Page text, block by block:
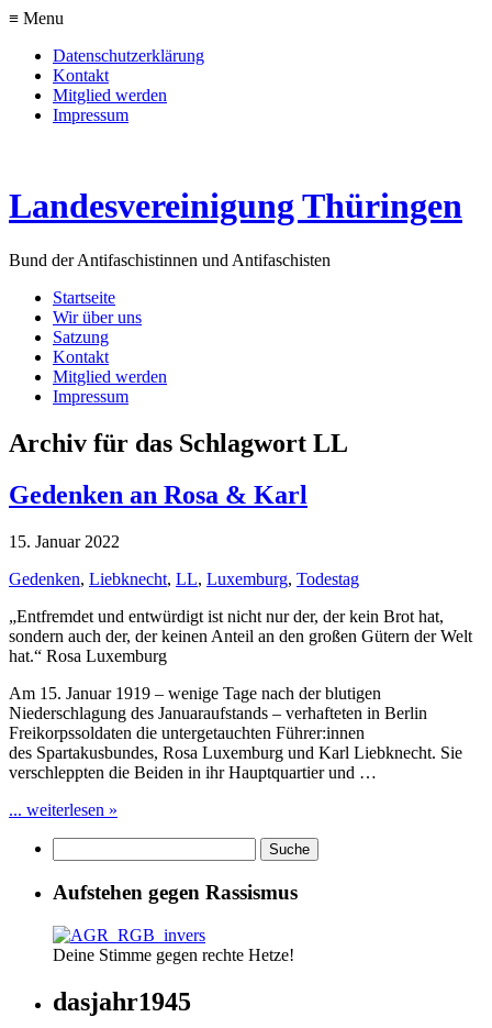
≡ Menu
Datenschutzerklärung
Kontakt
Mitglied werden
Impressum
Landesvereinigung Thüringen
Bund der Antifaschistinnen und Antifaschisten
Startseite
Wir über uns
Satzung
Kontakt
Mitglied werden
Impressum
Archiv für das Schlagwort LL
Gedenken an Rosa & Karl
15. Januar 2022
Gedenken, Liebknecht, LL, Luxemburg, Todestag
„Entfremdet und entwürdigt ist nicht nur der, der kein Brot hat,
sondern auch der, der keinen Anteil an den großen Gütern der Welt
hat.“ Rosa Luxemburg
Am 15. Januar 1919 – wenige Tage nach der blutigen
Niederschlagung des Januaraufstands – verhafteten in Berlin
Freikorpssoldaten die untergetauchten Führer:innen
des Spartakusbundes, Rosa Luxemburg und Karl Liebknecht. Sie
verschleppten die Beiden in ihr Hauptquartier und …
... weiterlesen »
Aufstehen gegen Rassismus
Deine Stimme gegen rechte Hetze!
dasjahr1945